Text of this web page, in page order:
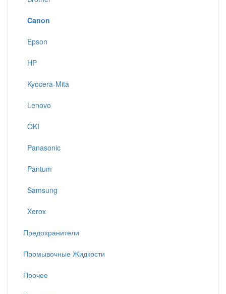
Canon
Epson
HP
Kyocera-Mita
Lenovo
OKI
Panasonic
Pantum
Samsung
Xerox
Предохранители
Промывочные Жидкости
Прочее